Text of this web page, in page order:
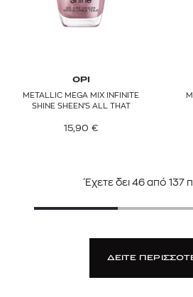
OPI
METALLIC MEGA MIX INFINITE
SHINE SHEEN’S ALL THAT
15,90 €
Έχετε δει 46 από 137
ΔΕΙΤΕ